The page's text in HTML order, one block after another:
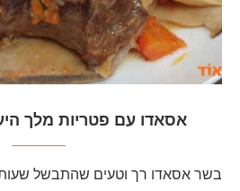
אסאדו עם פטריות מלך
בשר אסאדו רך וטעים שהתבשל